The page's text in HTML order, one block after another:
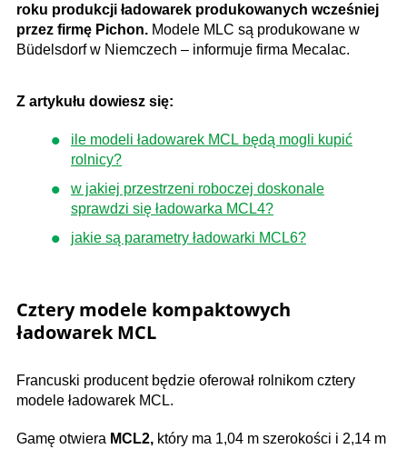
roku produkcji ładowarek produkowanych wcześniej
przez firmę Pichon. Modele MLC są produkowane w
Büdelsdorf w Niemczech – informuje firma Mecalac.
Z artykułu dowiesz się:
ile modeli ładowarek MCL będą mogli kupić
rolnicy?
w jakiej przestrzeni roboczej doskonale
sprawdzi się ładowarka MCL4?
jakie są parametry ładowarki MCL6?
Cztery modele kompaktowych
ładowarek MCL
Francuski producent będzie oferował rolnikom cztery
modele ładowarek MCL.
Gamę otwiera MCL2, który ma 1,04 m szerokości i 2,14 m